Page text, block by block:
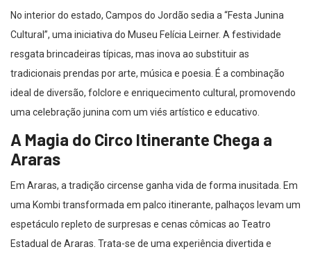
No interior do estado, Campos do Jordão sedia a “Festa Junina
Cultural”, uma iniciativa do Museu Felícia Leirner. A festividade
resgata brincadeiras típicas, mas inova ao substituir as
tradicionais prendas por arte, música e poesia. É a combinação
ideal de diversão, folclore e enriquecimento cultural, promovendo
uma celebração junina com um viés artístico e educativo.
A Magia do Circo Itinerante Chega a
Araras
Em Araras, a tradição circense ganha vida de forma inusitada. Em
uma Kombi transformada em palco itinerante, palhaços levam um
espetáculo repleto de surpresas e cenas cômicas ao Teatro
Estadual de Araras. Trata-se de uma experiência divertida e